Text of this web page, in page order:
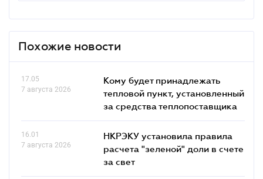
Похожие новости
17.05
7 августа 2026
Кому будет принадлежать
тепловой пункт, установленный
за средства теплопоставщика
16.01
7 августа 2026
НКРЭКУ установила правила
расчета "зеленой" доли в счете
за свет